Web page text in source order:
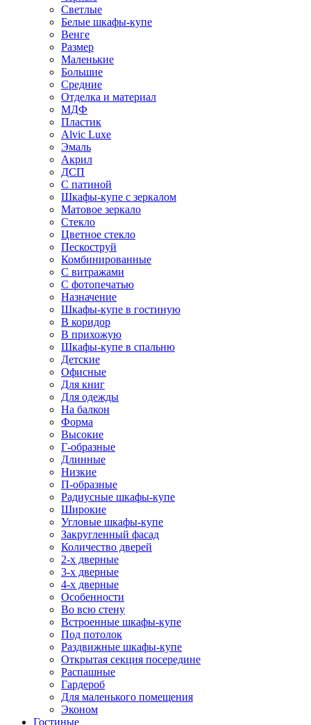
Светлые
Белые шкафы-купе
Венге
Размер
Маленькие
Большие
Средние
Отделка и материал
МДФ
Пластик
Alvic Luxe
Эмаль
Акрил
ДСП
С патиной
Шкафы-купе с зеркалом
Матовое зеркало
Стекло
Цветное стекло
Пескоструй
Комбинированные
С витражами
С фотопечатью
Назначение
Шкафы-купе в гостиную
В коридор
В прихожую
Шкафы-купе в спальню
Детские
Офисные
Для книг
Для одежды
На балкон
Форма
Высокие
Г-образные
Длинные
Низкие
П-образные
Радиусные шкафы-купе
Широкие
Угловые шкафы-купе
Закругленный фасад
Количество дверей
2-х дверные
3-х дверные
4-х дверные
Особенности
Во всю стену
Встроенные шкафы-купе
Под потолок
Раздвижные шкафы-купе
Открытая секция посередине
Распашные
Гардероб
Для маленького помещения
Эконом
Гостиные